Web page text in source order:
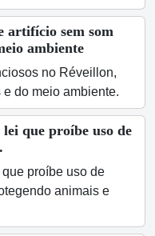
artifício sem som
ambiente
no Réveillon,
do meio ambiente.
que proíbe uso de
proíbe uso de
animais e